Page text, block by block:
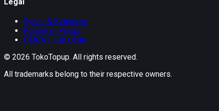
Syarat & Ketentuan
Kebijakan Privasi
DMCA / Hak Cipta
© 2026 TokoTopup. All rights reserved.
All trademarks belong to their respective owners.